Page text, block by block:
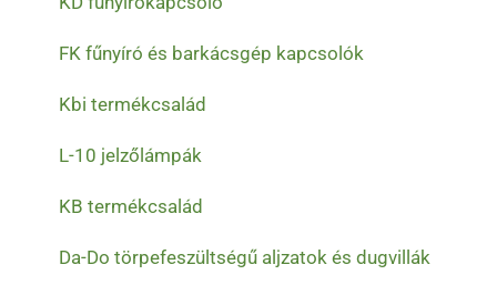
FK fűnyíró és barkácsgép kapcsolók
Kbi termékcsalád
L-10 jelzőlámpák
KB termékcsalád
Da-Do törpefeszültségű aljzatok és dugvillák